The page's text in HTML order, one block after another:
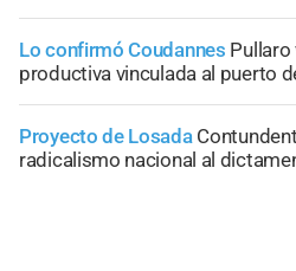
Lo confirmó Coudannes Pullaro
productiva vinculada al puerto
Proyecto de Losada
radicalismo nacional al